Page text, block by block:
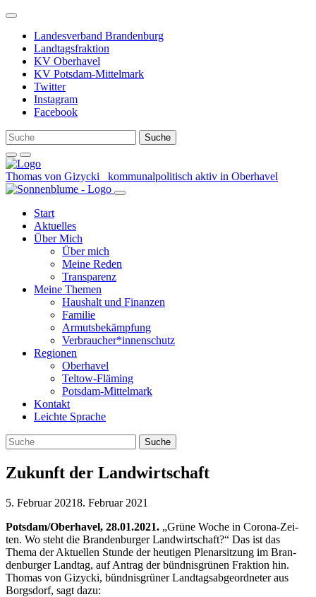
Weiter
Inhalt
Landesverband Brandenburg
Landtagsfraktion
KV Oberhavel
KV Potsdam-Mittelmark
Twitter
Instagram
Facebook
Thomas von Gizycki kommunalpolitisch aktiv in Oberhavel
Start
Aktuelles
Über Mich
Über mich
Meine Reden
Transparenz
Meine Themen
Haushalt und Finanzen
Familie
Armutsbekämpfung
Verbraucher*innenschutz
Regionen
Oberhavel
Teltow-Fläming
Potsdam-Mittelmark
Kontakt
Leichte Sprache
Zukunft der Landwirtschaft
5. Februar 20218. Februar 2021
Potsdam/Oberhavel, 28.01.2021. „Grüne Woche in Corona-Zei­
ten. Wo steht die Bran­den­bur­ger Land­wirt­schaft?“ Das ist das
Thema der Aktu­el­len Stunde der heu­ti­gen Ple­nar­sit­zung im Bran­
den­bur­ger Land­tag, auf Antrag der bünd­nis­grü­nen Frak­tion hin.
Tho­mas von Gizy­cki, bünd­nis­grü­ner Land­tags­ab­ge­ord­ne­ter aus
Borgs­dorf, sagt dazu: